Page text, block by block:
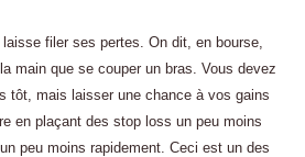
filer ses pertes. On dit, en bourse,
main que se couper un bras. Vous devez
tôt, mais laisser une chance à vos gains
en plaçant des stop loss un peu moins
peu moins rapidement. Ceci est un des